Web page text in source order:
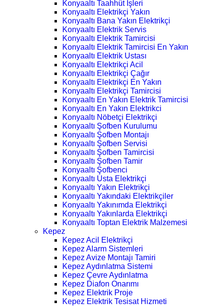
Konyaaltı Taahhüt İşleri
Konyaaltı Elektrikçi Yakın
Konyaaltı Bana Yakın Elektrikçi
Konyaaltı Elektrik Servis
Konyaaltı Elektrik Tamircisi
Konyaaltı Elektrik Tamircisi En Yakın
Konyaaltı Elektrik Ustası
Konyaaltı Elektrikçi Acil
Konyaaltı Elektrikçi Çağır
Konyaaltı Elektrikçi En Yakın
Konyaaltı Elektrikçi Tamircisi
Konyaaltı En Yakın Elektrik Tamircisi
Konyaaltı En Yakın Elektrikci
Konyaaltı Nöbetçi Elektrikçi
Konyaaltı Şofben Kurulumu
Konyaaltı Şofben Montajı
Konyaaltı Şofben Servisi
Konyaaltı Şofben Tamircisi
Konyaaltı Şofben Tamir
Konyaaltı Şofbenci
Konyaaltı Usta Elektrikçi
Konyaaltı Yakın Elektrikçi
Konyaaltı Yakındaki Elektrikçiler
Konyaaltı Yakınımda Elektrikçi
Konyaaltı Yakınlarda Elektrikçi
Konyaaltı Toptan Elektrik Malzemesi
Kepez
Kepez Acil Elektrikçi
Kepez Alarm Sistemleri
Kepez Avize Montajı Tamiri
Kepez Aydınlatma Sistemi
Kepez Çevre Aydınlatma
Kepez Diafon Onarımı
Kepez Elektrik Proje
Kepez Elektrik Tesisat Hizmeti